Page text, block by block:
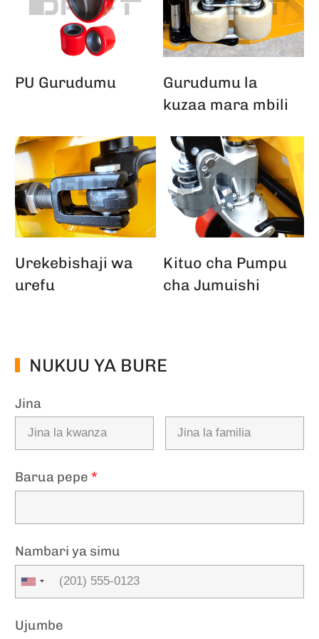
PU Gurudumu
Gurudumu la
kuzaa mara mbili
Urekebishaji wa
urefu
Kituo cha Pumpu
cha Jumuishi
NUKUU YA BURE
Jina
Barua pepe*
Nambari ya simu
Ujumbe